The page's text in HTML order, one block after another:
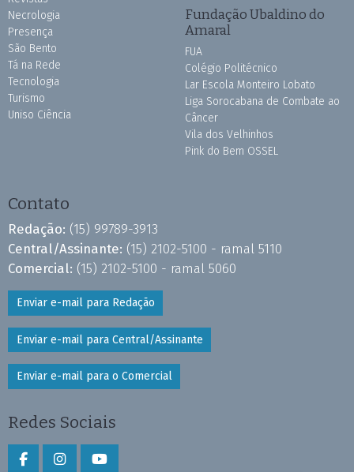
Necrologia
Presença
São Bento
Tá na Rede
Tecnologia
Turismo
Uniso Ciência
Fundação Ubaldino do
Amaral
FUA
Colégio Politécnico
Lar Escola Monteiro Lobato
Liga Sorocabana de Combate ao
Câncer
Vila dos Velhinhos
Pink do Bem OSSEL
Contato
Redação: (15) 99789-3913
Central/Assinante: (15) 2102-5100 - ramal 5110
Comercial: (15) 2102-5100 - ramal 5060
Enviar e-mail para Redação
Enviar e-mail para Central/Assinante
Enviar e-mail para o Comercial
Redes Sociais